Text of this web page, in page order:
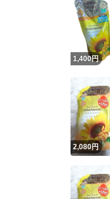
1,400円
2,080円